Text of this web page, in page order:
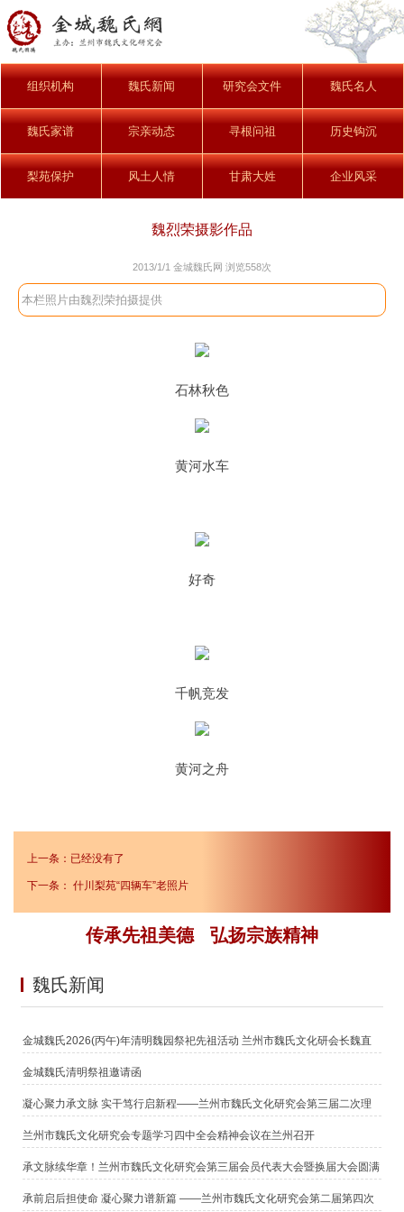
组织机构 魏氏新闻 研究会文件 魏氏名人
魏氏家谱 宗亲动态 寻根问祖 历史钩沉
梨苑保护 风土人情 甘肃大姓 企业风采
魏烈荣摄影作品
2013/1/1 金城魏氏网 浏览558次
本栏照片由魏烈荣拍摄提供
石林秋色
黄河水车
好奇
千帆竞发
黄河之舟
上一条：已经没有了
下一条： 什川梨苑“四辆车”老照片
传承先祖美德 弘扬宗族精神
魏氏新闻
金城魏氏2026(丙午)年清明魏园祭祀先祖活动 兰州市魏氏文化研会长魏直
鹏恭读祭文
金城魏氏清明祭祖邀请函
凝心聚力承文脉 实干笃行启新程——兰州市魏氏文化研究会第三届二次理
事（扩大）会议暨新春团拜会圆满举行
兰州市魏氏文化研究会专题学习四中全会精神会议在兰州召开
承文脉续华章！兰州市魏氏文化研究会第三届会员代表大会暨换届大会圆满
召开
承前启后担使命 凝心聚力谱新篇 ——兰州市魏氏文化研究会第二届第四次